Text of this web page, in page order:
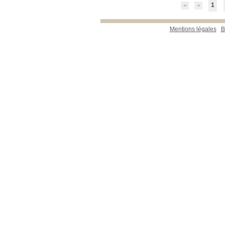
1
Mentions légales